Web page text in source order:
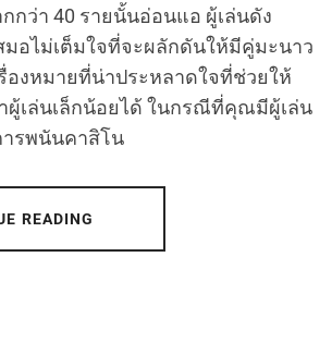
กกว่า 40 รายนั้นอ่อนแอ ผู้เล่นดัง
มอไม่เต็มใจที่จะผลักดันให้มีคู่มะนาว
รื่องหมายที่น่าประหลาดใจที่ช่วยให้
ผู้เล่นเล็กน้อยได้ ในกรณีที่คุณมีผู้เล่น
รพนันคาสิโน
READING